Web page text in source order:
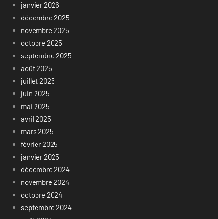
janvier 2026
décembre 2025
novembre 2025
octobre 2025
septembre 2025
août 2025
juillet 2025
juin 2025
mai 2025
avril 2025
mars 2025
février 2025
janvier 2025
décembre 2024
novembre 2024
octobre 2024
septembre 2024